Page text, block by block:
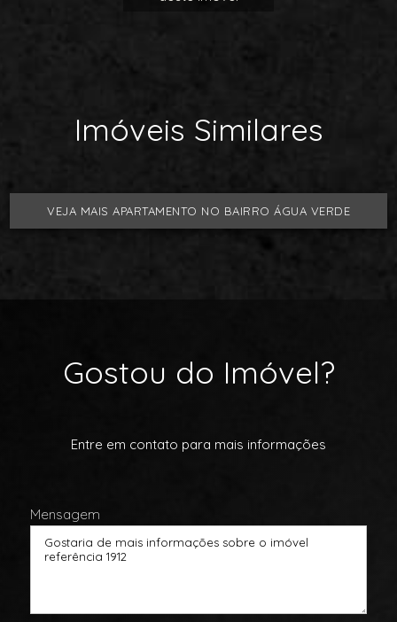
Imóveis Similares
VEJA MAIS APARTAMENTO NO BAIRRO ÁGUA VERDE
Gostou do Imóvel?
Entre em contato para mais informações
Mensagem